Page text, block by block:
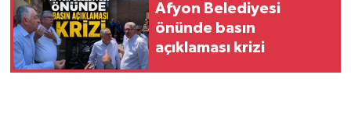
Afyon Belediyesi
önünde basın
açıklaması krizi